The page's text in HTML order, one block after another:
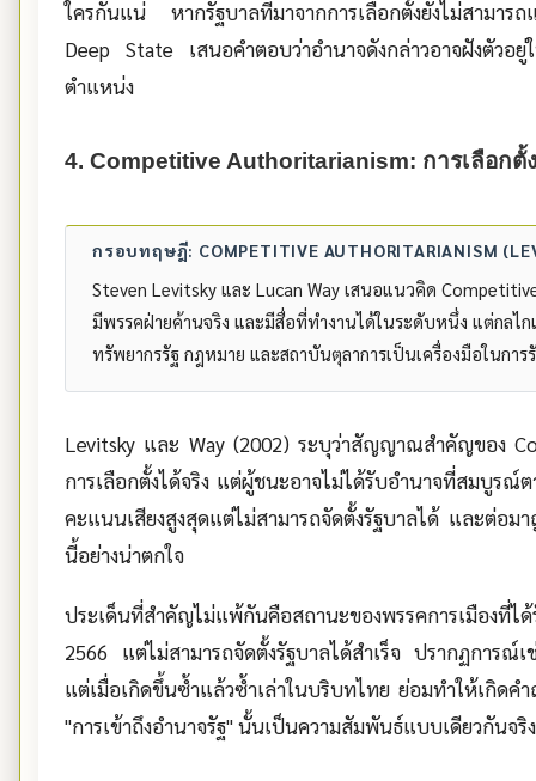
ใครกันแน่ หากรัฐบาลที่มาจากการเลือกตั้งยังไม่สามาร
Deep State เสนอคำตอบว่าอำนาจดังกล่าวอาจฝังตัวอ
ตำแหน่ง
4. Competitive Authoritarianism: การเลือกตั้
กรอบทฤษฎี: COMPETITIVE AUTHORITARIANISM
Steven Levitsky และ Lucan Way เสนอแนวคิด
มีพรรคฝ่ายค้านจริง และมีสื่อที่ทำงานได้ในระดับหนึ่ง แต่กลไ
ทรัพยากรรัฐ กฎหมาย และสถาบันตุลาการเป็นเครื่องมือในการ
Levitsky และ Way (2002) ระบุว่าสัญญาณสำคัญของ
การเลือกตั้งได้จริง แต่ผู้ชนะอาจไม่ได้รับอำนาจที่สมบูรณ์
คะแนนเสียงสูงสุดแต่ไม่สามารถจัดตั้งรัฐบาลได้ และต่อม
นี้อย่างน่าตกใจ
ประเด็นที่สำคัญไม่แพ้กันคือสถานะของพรรคการเมืองที่ไ
2566 แต่ไม่สามารถจัดตั้งรัฐบาลได้สำเร็จ ปรากฏการณ์เ
แต่เมื่อเกิดขึ้นซ้ำแล้วซ้ำเล่าในบริบทไทย ย่อมทำให้เกิดค
"การเข้าถึงอำนาจรัฐ" นั้นเป็นความสัมพันธ์แบบเดียวกันจริ